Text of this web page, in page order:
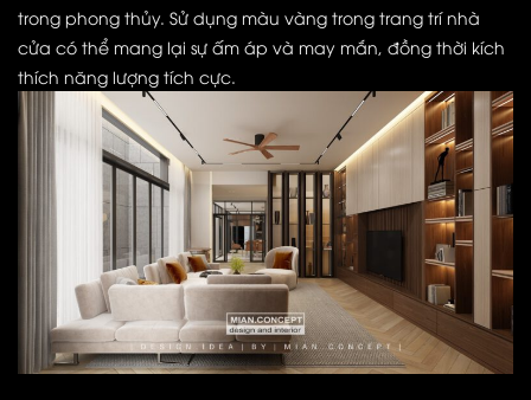
trong phong thủy. Sử dụng màu vàng trong trang trí nhà
cửa có thể mang lại sự ấm áp và may mắn, đồng thời kích
thích năng lượng tích cực.